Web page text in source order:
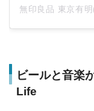
ビールと音楽
Life